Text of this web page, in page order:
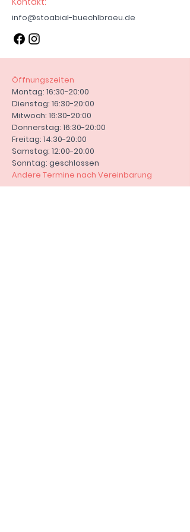
Zahlungseingang versendet. Fällt
der Tag auf einen Sonntag oder
Feiertag verschiebt sich dies auf
den nächsten Werktag.
Zahlungsoptionen:
PayPal und Vorkasse bei Versand.
Kontakt:
E-Mail: info@stoabial-
buechlbraeu.de
Steinbüchl 1, 94107 Untergriesbach
info@stoabial-buechlbraeu.de
Öffnungszeiten
Montag: 16:30-20:00
Dienstag: 16:30-20:00
Mitwoch: 16:30-20:00
Donnerstag: 16:30-20:00
Freitag: 14:30-20:00
Samstag: 12:00-20:00
Sonntag: geschlossen
Andere Termine nach Vereinbarung